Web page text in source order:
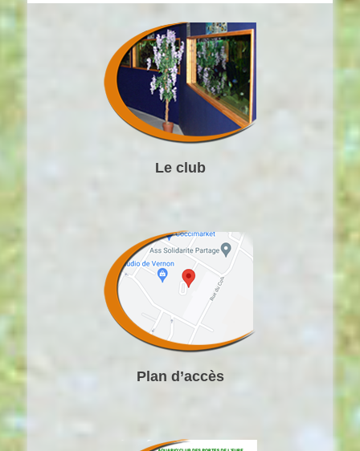
Le club
Plan d’accès